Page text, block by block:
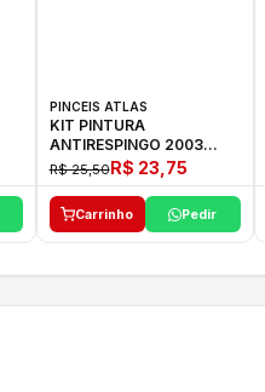
PINCEIS ATLAS
KIT PINTURA
ANTIRESPINGO 2003
ATLAS 03 PCS
R$ 25,50R$ 23,75
Carrinho Pedir